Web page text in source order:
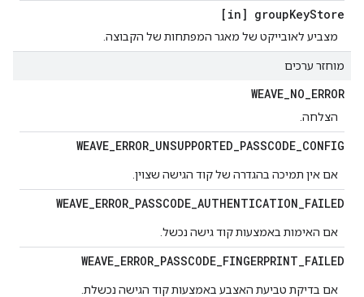
[in] groupKeyStore
מצביע לאובייקט של מאגר המפתחות של הקבוצה.
מוחזר ערכים
WEAVE_NO_ERROR
הצלחה.
WEAVE_ERROR_UNSUPPORTED_PASSCODE_CONFIG
אם אין תמיכה בהגדרה של קוד הגישה שצוין.
WEAVE_ERROR_PASSCODE_AUTHENTICATION_FAILED
אם האימות באמצעות קוד גישה נכשל.
WEAVE_ERROR_PASSCODE_FINGERPRINT_FAILED
אם בדיקת טביעת האצבע באמצעות קוד הגישה נכשלת.